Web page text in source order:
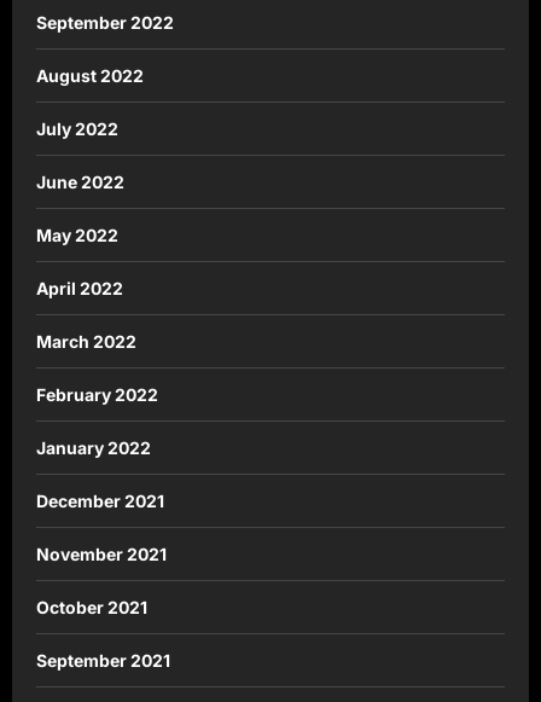
September 2022
August 2022
July 2022
June 2022
May 2022
April 2022
March 2022
February 2022
January 2022
December 2021
November 2021
October 2021
September 2021